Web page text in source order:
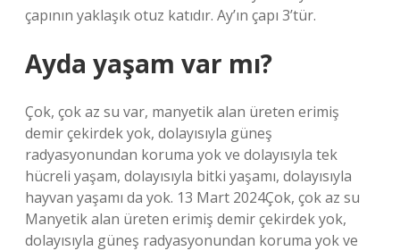
çapının yaklaşık otuz katıdır. Ay’ın çapı 3’tür.
Ayda yaşam var mı?
Çok, çok az su var, manyetik alan üreten erimiş
demir çekirdek yok, dolayısıyla güneş
radyasyonundan koruma yok ve dolayısıyla tek
hücreli yaşam, dolayısıyla bitki yaşamı, dolayısıyla
hayvan yaşamı da yok. 13 Mart 2024Çok, çok az su
Manyetik alan üreten erimiş demir çekirdek yok,
dolayısıyla güneş radyasyonundan koruma yok ve